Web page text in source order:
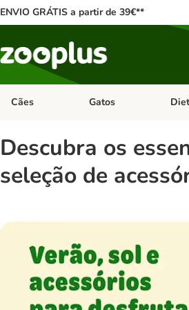
ENVIO GRÁTIS a partir de 39€**
Cães Abrir menu de categoria:
Gatos Abrir
Descubra os
seleção de